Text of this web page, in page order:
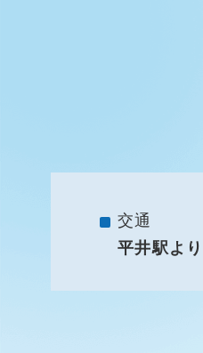
交通
平井駅よ